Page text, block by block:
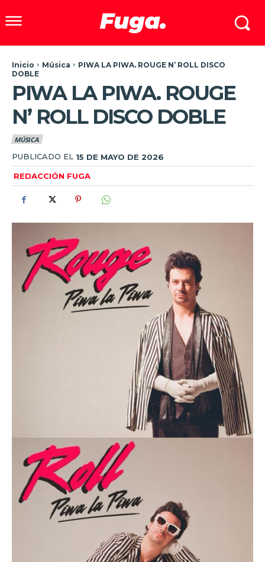
Inicio Música
PIWA LA PIWA. ROUGE N’ ROLL DISCO
DOBLE
PIWA LA PIWA. ROUGE
N’ ROLL DISCO DOBLE
MÚSICA
PUBLICADO EL 15 DE MAYO DE 2026
REDACCIÓN FUGA